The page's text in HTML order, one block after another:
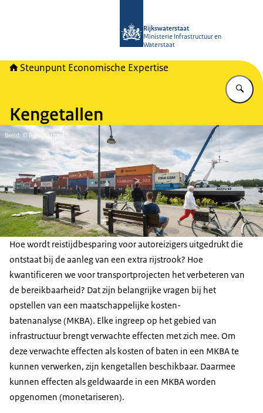
Rijkswaterstaat
Ministerie Infrastructuur en
Waterstaat
Steunpunt Economische Expertise
Kengetallen
Beeld: © Rijksoverheid
Hoe wordt reistijdbesparing voor autoreizigers uitgedrukt die
ontstaat bij de aanleg van een extra rijstrook? Hoe
kwantificeren we voor transportprojecten het verbeteren van
de bereikbaarheid? Dat zijn belangrijke vragen bij het
opstellen van een maatschappelijke kosten-
batenanalyse (MKBA). Elke ingreep op het gebied van
infrastructuur brengt verwachte effecten met zich mee. Om
deze verwachte effecten als kosten of baten in een MKBA te
kunnen verwerken, zijn kengetallen beschikbaar. Daarmee
kunnen effecten als geldwaarde in een MKBA worden
opgenomen (monetariseren).